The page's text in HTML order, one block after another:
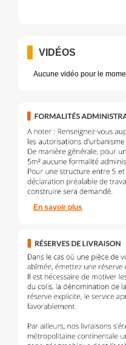
VIDÉOS
Aucune vidéo pour le
En savoir plus